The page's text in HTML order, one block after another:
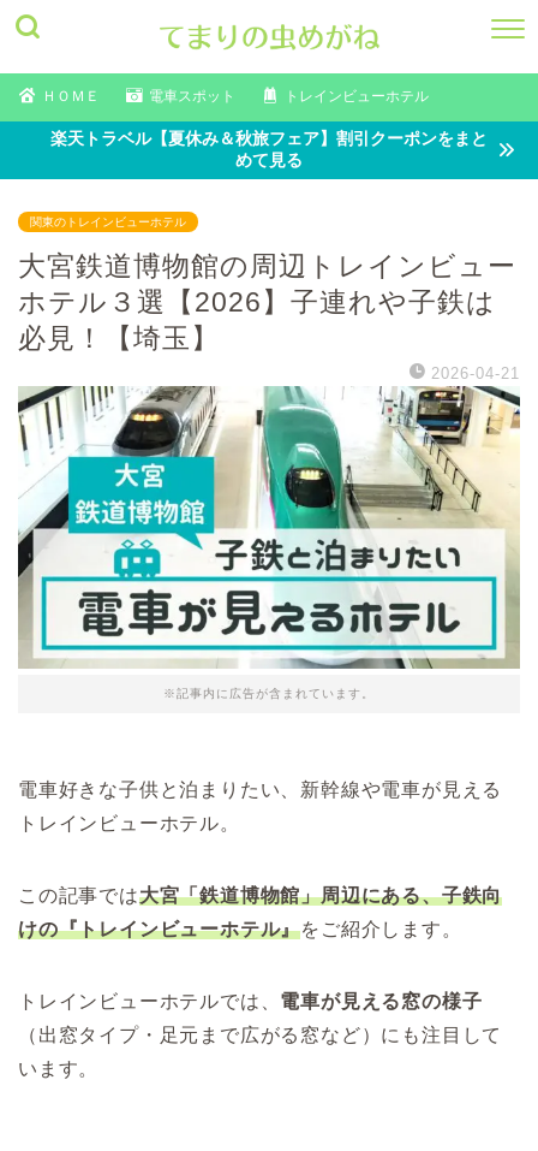
ＨＯＭＥ 電車スポット トレインビューホテル
楽天トラベル【夏休み＆秋旅フェア】割引クーポンをまと
めて見る
関東のトレインビューホテル
大宮鉄道博物館の周辺トレインビュー
ホテル３選【2026】子連れや子鉄は
必見！【埼玉】
2026-04-21
※記事内に広告が含まれています。
電車好きな子供と泊まりたい、新幹線や電車が見える
トレインビューホテル。
この記事では大宮「鉄道博物館」周辺にある、子鉄向
けの『トレインビューホテル』をご紹介します。
トレインビューホテルでは、 電車が見える窓の様子
（出窓タイプ・足元まで広がる窓など）にも注目して
います。